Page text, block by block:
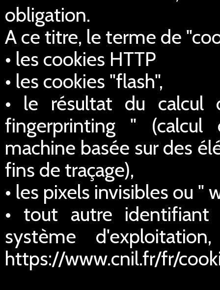
obligation.
A ce titre, le terme de
• les cookies HTTP
• les cookies "flash",
• le résultat du calcul
fingerprinting "
machine basée sur des
fins de traçage),
• les pixels invisibles ou "
• tout autre
système
https://www.cnil.fr/fr/